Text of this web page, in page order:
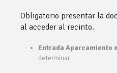
Obligatorio presentar la
al acceder al recinto.
Entrada Aparcamiento
determinar